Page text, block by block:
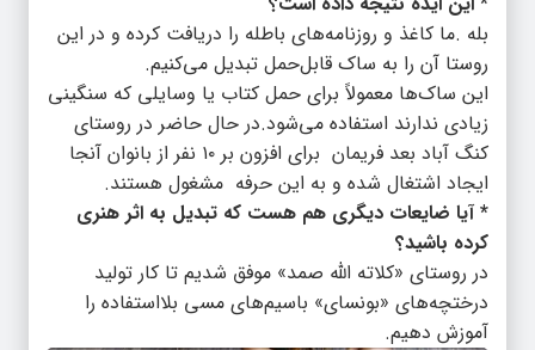
بله .ما کاغذ و روزنامه‌های باطله را دریافت کرده و در این
روستا آن را به ساک قابل‌حمل تبدیل می‌کنیم.
این ساک‌ها معمولاً برای حمل کتاب یا وسایلی که سنگینی
زیادی ندارند استفاده می‌شود.در حال حاضر در روستای
کنگ آباد بعد فریمان برای افزون بر ۱۰ نفر از بانوان آنجا
ایجاد اشتغال شده و به این حرفه مشغول هستند.
* آیا ضایعات دیگری هم هست که تبدیل به اثر هنری
کرده باشید؟
در روستای «کلاته الله صمد» موفق شدیم تا کار تولید
درختچه‌های «بونسای» باسیم‌های مسی بلااستفاده را
آموزش دهیم.